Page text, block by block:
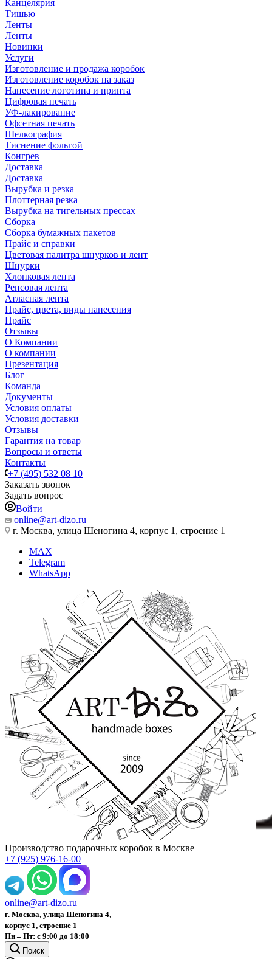
Канцелярия
Тишью
Ленты
Ленты
Новинки
Услуги
Изготовление и продажа коробок
Изготовление коробок на заказ
Нанесение логотипа и принта
Цифровая печать
УФ-лакирование
Офсетная печать
Шелкография
Тиснение фольгой
Конгрев
Доставка
Доставка
Вырубка и резка
Плоттерная резка
Вырубка на тигельных прессах
Сборка
Сборка бумажных пакетов
Прайс и справки
Цветовая палитра шнурков и лент
Шнурки
Хлопковая лента
Репсовая лента
Атласная лента
Прайс, цвета, виды нанесения
Прайс
Отзывы
О Компании
О компании
Презентация
Блог
Команда
Документы
Условия оплаты
Условия доставки
Отзывы
Гарантия на товар
Вопросы и ответы
Контакты
+7 (495) 532 08 10
Заказать звонок
Задать вопрос
Войти
online@art-dizo.ru
г. Москва, улица Шеногина 4, корпус 1, строение 1
MAX
Telegram
WhatsApp
Производство подарочных коробок в Москве
+7 (925) 976-16-00
online@art-dizo.ru
г. Москва, улица Шеногина 4,
корпус 1, строение 1
Пн – Пт: с 9:00 до 18:00
Поиск